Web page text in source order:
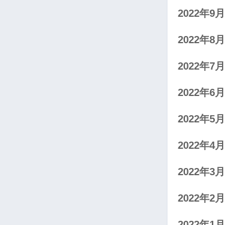
2022年9月
2022年8月
2022年7月
2022年6月
2022年5月
2022年4月
2022年3月
2022年2月